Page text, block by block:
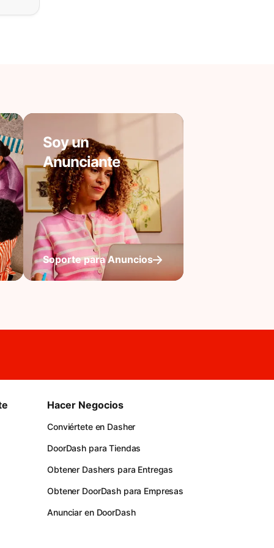
Soy un
Anunciante
Soporte para Anuncios
Hacer Negocios
Conviértete en Dasher
DoorDash para Tiendas
Obtener Dashers para Entregas
Obtener DoorDash para Empresas
Anunciar en DoorDash